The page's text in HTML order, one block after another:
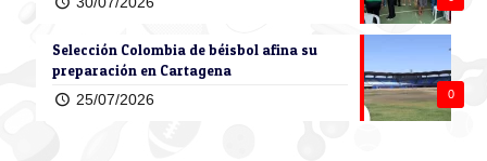
0
Selección Colombia de béisbol afina su
preparación en Cartagena
25/07/2026